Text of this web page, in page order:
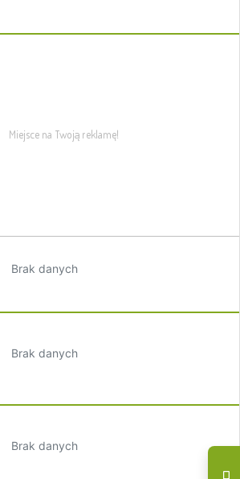
Brak danych
Brak danych
Brak danych